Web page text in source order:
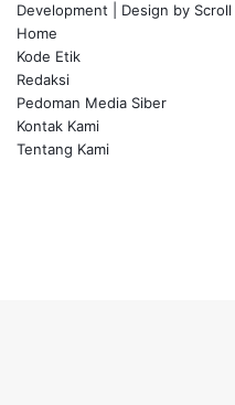
Development
| Design by Scroll
Home
Kode Etik
Redaksi
Pedoman Media Siber
Kontak Kami
Tentang Kami